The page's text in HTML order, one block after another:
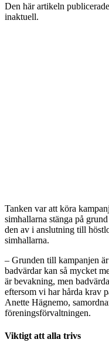
Den här artikeln
inaktuell.
Tanken var att köra
simhallarna stänga på
den av i anslutning till
simhallarna.
– Grunden till kampanjen
badvärdar kan så mycket
är bevakning, men
eftersom vi har hårda krav
Anette Hägnemo,
föreningsförvaltningen.
Viktigt att alla trivs